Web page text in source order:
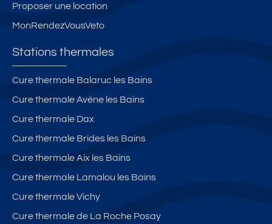
Proposer une location
MonRendezVousVeto
Stations thermales
Cure thermale Balaruc les Bains
Cure thermale Avène les Bains
Cure thermale Dax
Cure thermale Brides les Bains
Cure thermale Aix les Bains
Cure thermale Lamalou les Bains
Cure thermale Vichy
Cure thermale de La Roche Posay